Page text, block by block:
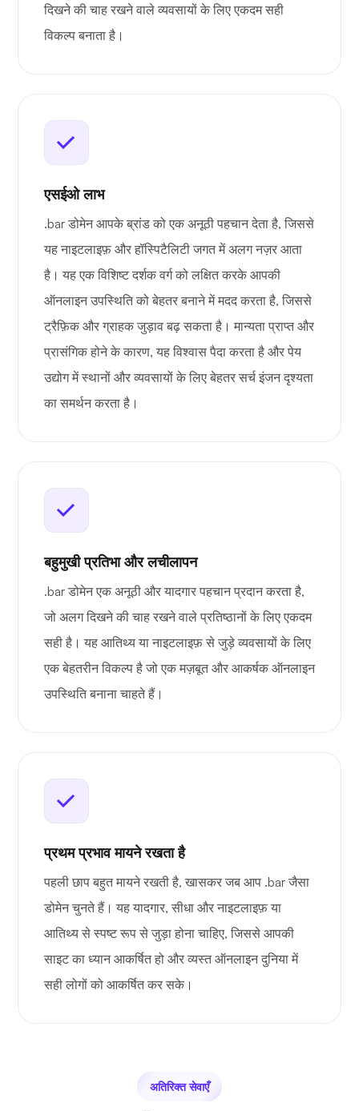
दिखने की चाह रखने वाले व्यवसायों के लिए एकदम सही
विकल्प बनाता है।
एसईओ लाभ
.bar डोमेन आपके ब्रांड को एक अनूठी पहचान देता है, जिससे
यह नाइटलाइफ़ और हॉस्पिटैलिटी जगत में अलग नज़र आता
है। यह एक विशिष्ट दर्शक वर्ग को लक्षित करके आपकी
ऑनलाइन उपस्थिति को बेहतर बनाने में मदद करता है, जिससे
ट्रैफ़िक और ग्राहक जुड़ाव बढ़ सकता है। मान्यता प्राप्त और
प्रासंगिक होने के कारण, यह विश्वास पैदा करता है और पेय
उद्योग में स्थानों और व्यवसायों के लिए बेहतर सर्च इंजन दृश्यता
का समर्थन करता है।
बहुमुखी प्रतिभा और लचीलापन
.bar डोमेन एक अनूठी और यादगार पहचान प्रदान करता है,
जो अलग दिखने की चाह रखने वाले प्रतिष्ठानों के लिए एकदम
सही है। यह आतिथ्य या नाइटलाइफ़ से जुड़े व्यवसायों के लिए
एक बेहतरीन विकल्प है जो एक मज़बूत और आकर्षक ऑनलाइन
उपस्थिति बनाना चाहते हैं।
प्रथम प्रभाव मायने रखता है
पहली छाप बहुत मायने रखती है, खासकर जब आप .bar जैसा
डोमेन चुनते हैं। यह यादगार, सीधा और नाइटलाइफ़ या
आतिथ्य से स्पष्ट रूप से जुड़ा होना चाहिए, जिससे आपकी
साइट का ध्यान आकर्षित हो और व्यस्त ऑनलाइन दुनिया में
सही लोगों को आकर्षित कर सके।
अतिरिक्त सेवाएँ